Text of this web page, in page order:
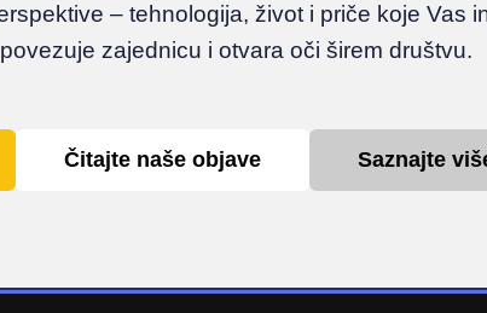
– tehnologija, život i priče koje Vas
povezuje zajednicu i otvara oči širem društvu.
Čitajte naše objave Saznajte